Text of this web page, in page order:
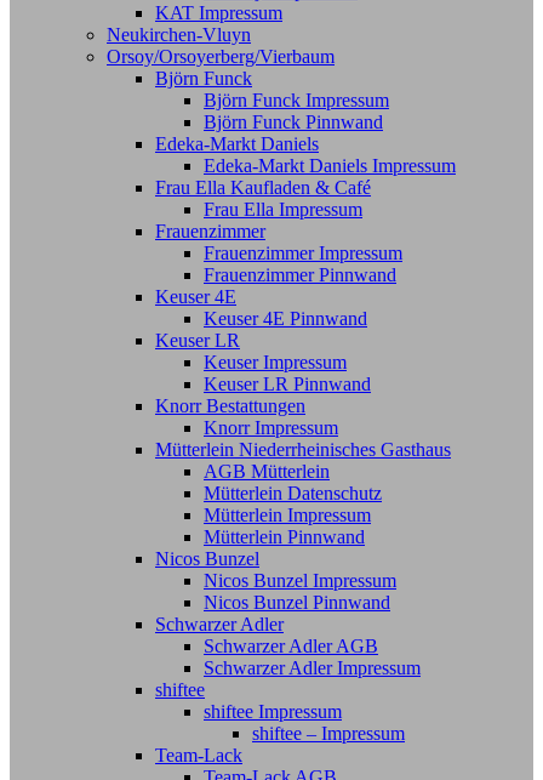
KAT Impressum
Neukirchen-Vluyn
Orsoy/Orsoyerberg/Vierbaum
Björn Funck
Björn Funck Impressum
Björn Funck Pinnwand
Edeka-Markt Daniels
Edeka-Markt Daniels Impressum
Frau Ella Kaufladen & Café
Frau Ella Impressum
Frauenzimmer
Frauenzimmer Impressum
Frauenzimmer Pinnwand
Keuser 4E
Keuser 4E Pinnwand
Keuser LR
Keuser Impressum
Keuser LR Pinnwand
Knorr Bestattungen
Knorr Impressum
Mütterlein Niederrheinisches Gasthaus
AGB Mütterlein
Mütterlein Datenschutz
Mütterlein Impressum
Mütterlein Pinnwand
Nicos Bunzel
Nicos Bunzel Impressum
Nicos Bunzel Pinnwand
Schwarzer Adler
Schwarzer Adler AGB
Schwarzer Adler Impressum
shiftee
shiftee Impressum
shiftee – Impressum
Team-Lack